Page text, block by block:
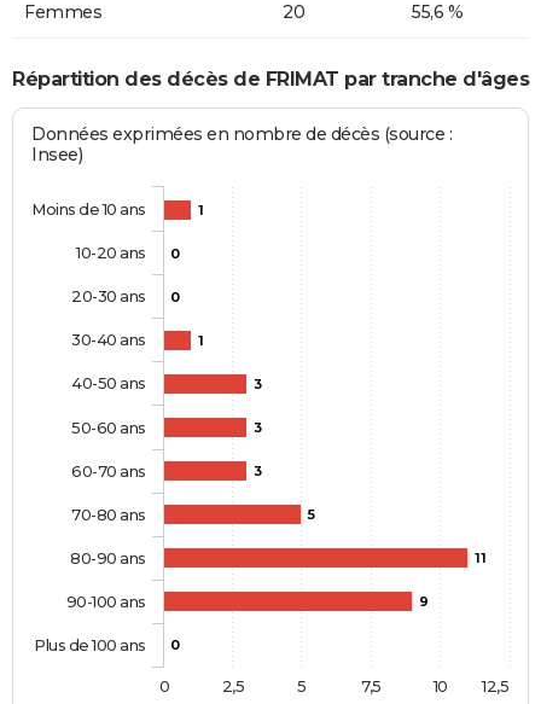
Femmes 20 55,6 %
Répartition des décès de FRIMAT par tranche d'âges
Données exprimées en nombre de décès (source :
Insee)
1
0
0
1
3
3
3
5
11
9
0
Moins de 10 ans
10-20 ans
20-30 ans
30-40 ans
40-50 ans
50-60 ans
60-70 ans
70-80 ans
80-90 ans
90-100 ans
Plus de 100 ans
0 10
2,5 5 7,5 12,5